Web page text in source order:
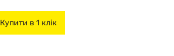
Купити в 1 клік